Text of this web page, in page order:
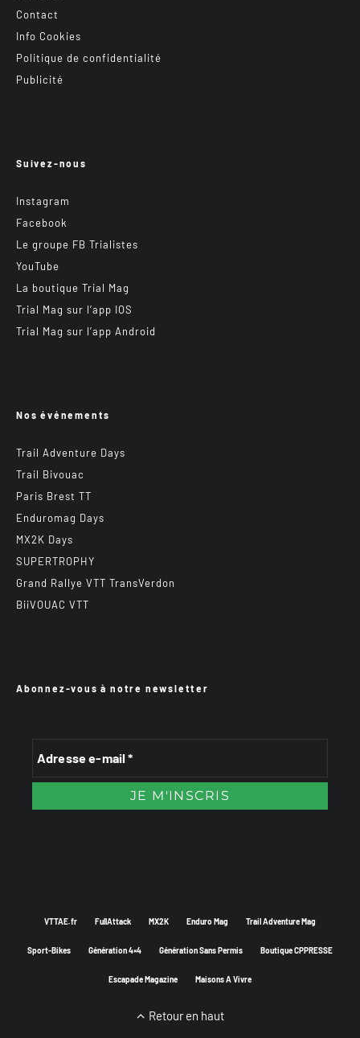
Contact
Info Cookies
Politique de confidentialité
Publicité
Suivez-nous
Instagram
Facebook
Le groupe FB Trialistes
YouTube
La boutique Trial Mag
Trial Mag sur l’app IOS
Trial Mag sur l’app Android
Nos événements
Trail Adventure Days
Trail Bivouac
Paris Brest TT
Enduromag Days
MX2K Days
SUPERTROPHY
Grand Rallye VTT TransVerdon
BiiVOUAC VTT
Abonnez-vous à notre newsletter
VTTAE.fr FullAttack MX2K Enduro Mag Trail Adventure Mag
Sport-Bikes Génération 4×4 Génération Sans Permis Boutique CPPRESSE
Escapade Magazine Maisons A Vivre
Retour en haut